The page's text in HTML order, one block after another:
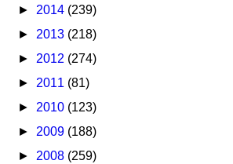
► 2014 (239)
► 2013 (218)
► 2012 (274)
► 2011 (81)
► 2010 (123)
► 2009 (188)
► 2008 (259)